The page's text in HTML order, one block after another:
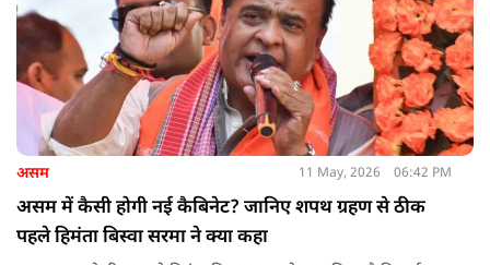
असम 11 May, 2026 06:42 PM
असम में कैसी होगी नई कैबिनेट? जानिए शपथ ग्रहण से ठीक
पहले हिमंता बिस्वा सरमा ने क्या कहा